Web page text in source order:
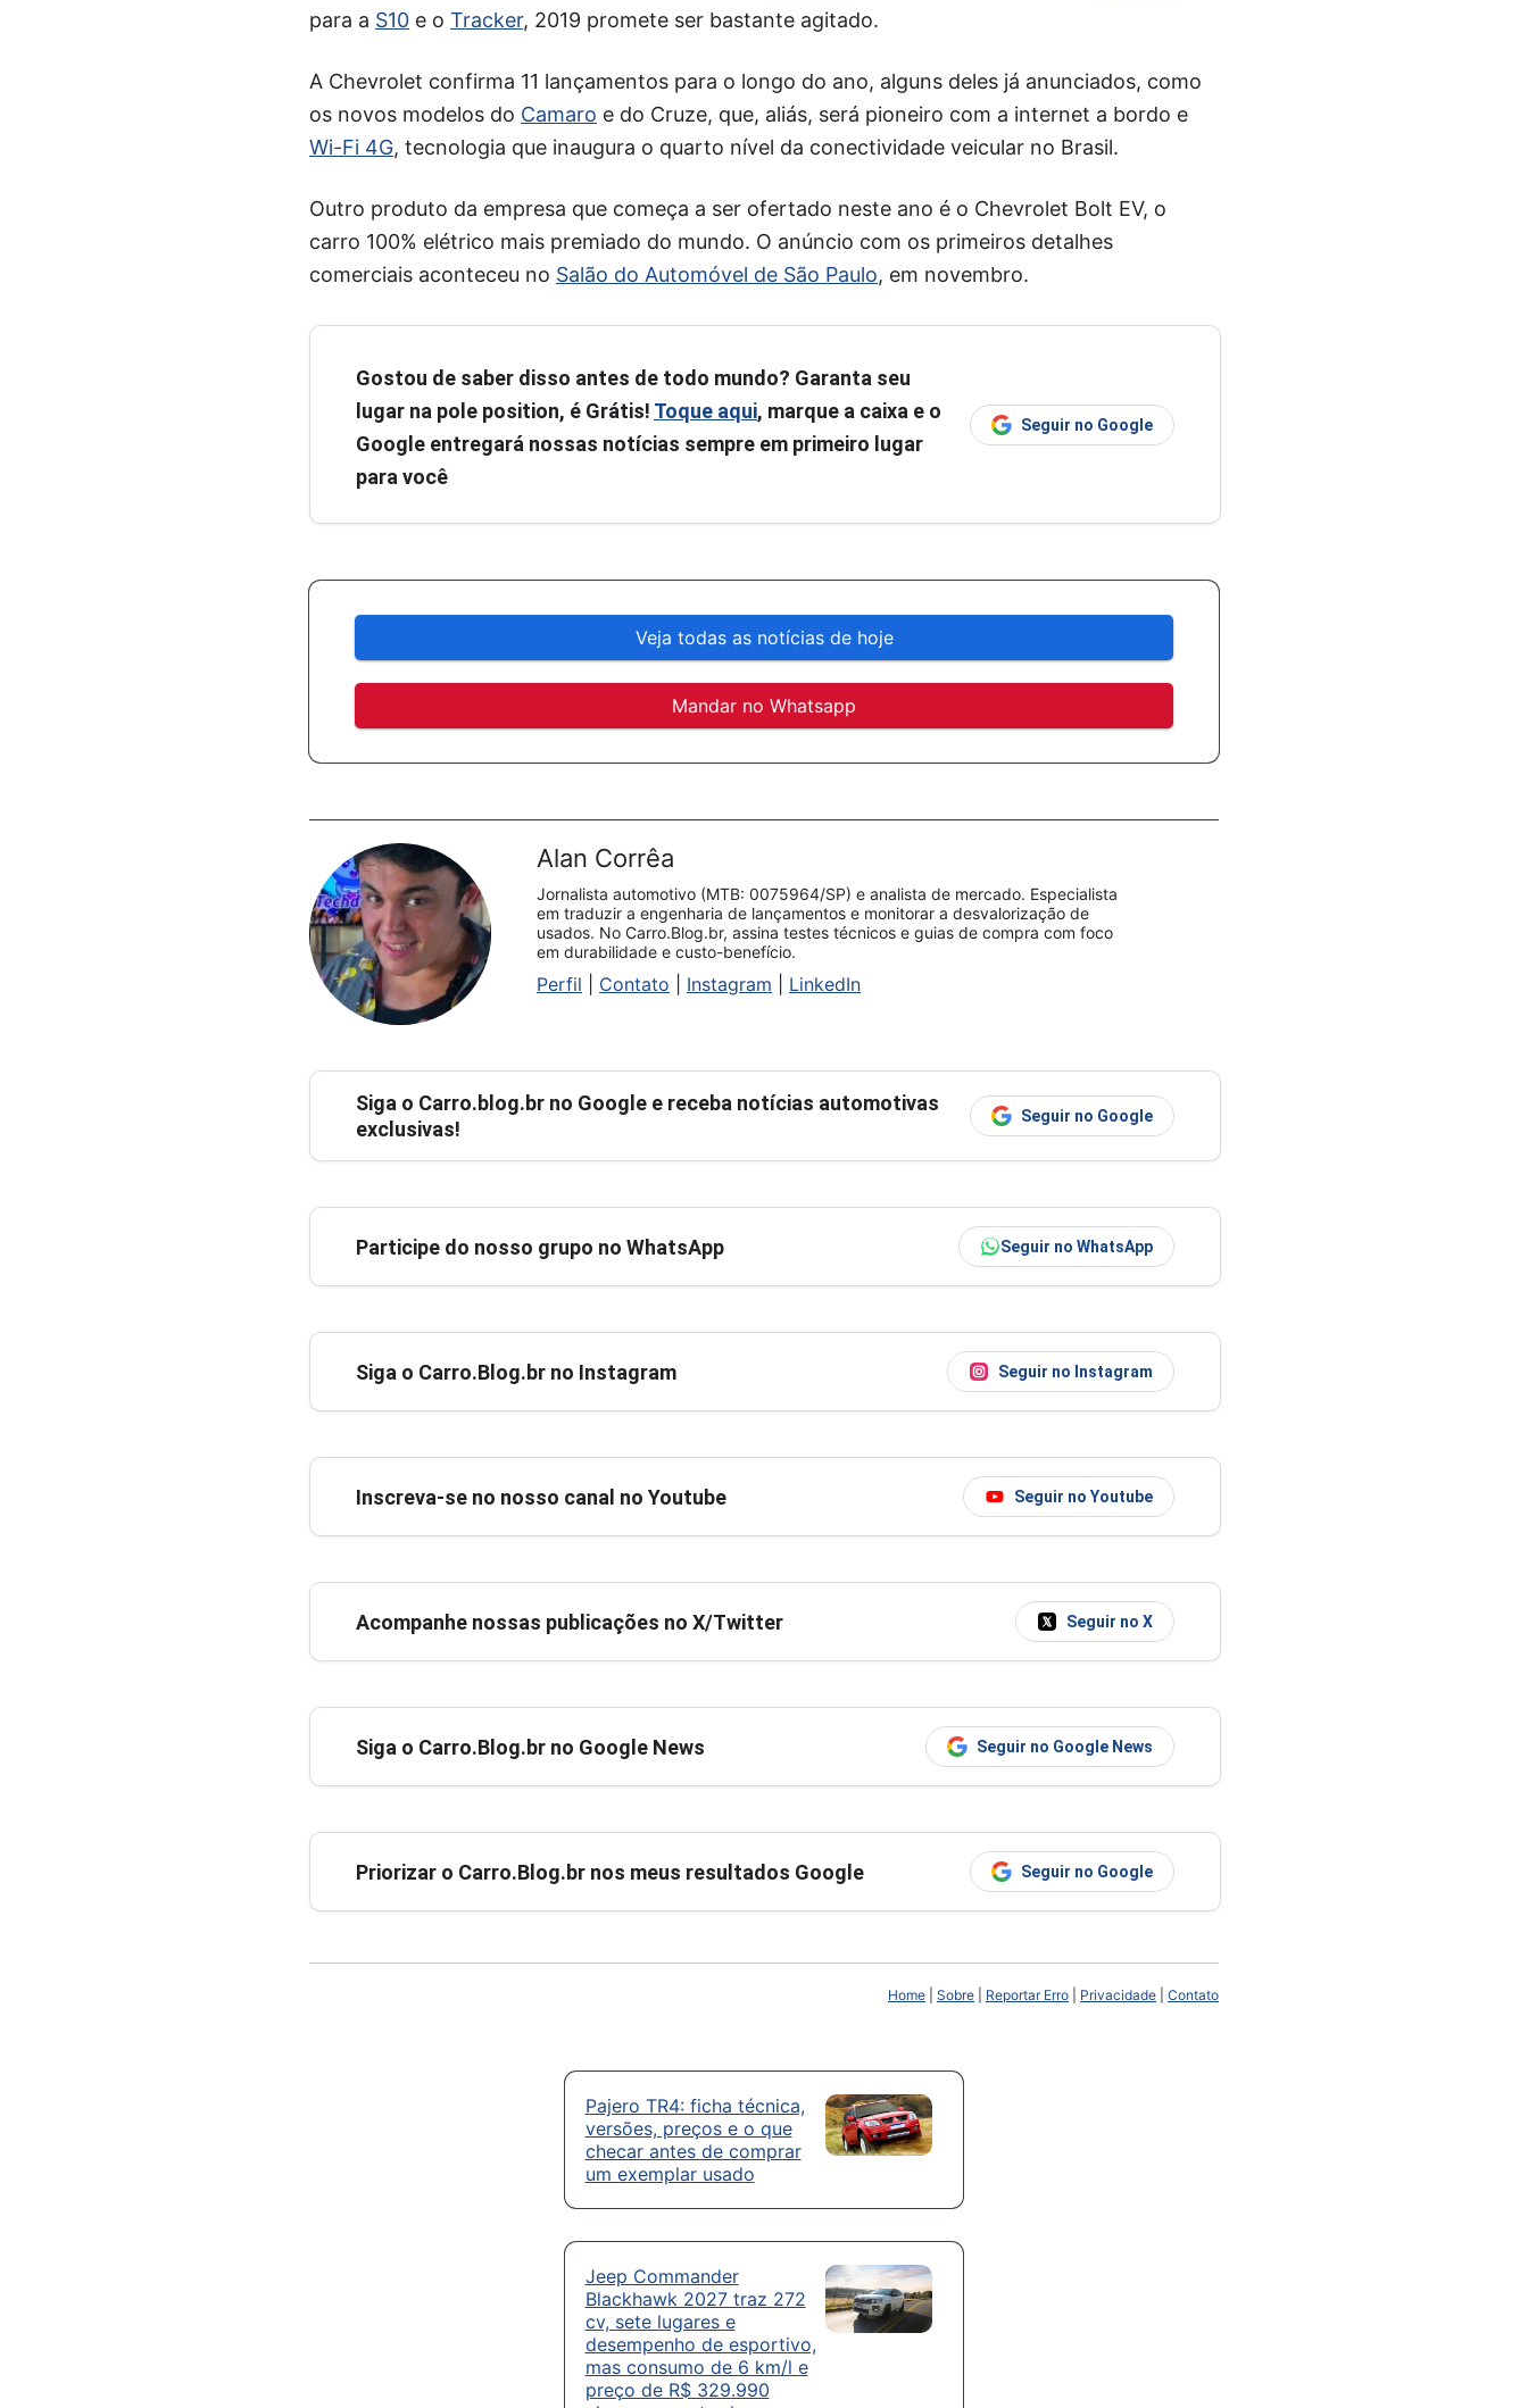
para a S10 e o Tracker, 2019 promete ser bastante agitado.
A Chevrolet confirma 11 lançamentos para o longo do ano, alguns deles já anunciados, como
os novos modelos do Camaro e do Cruze, que, aliás, será pioneiro com a internet a bordo e
Wi-Fi 4G, tecnologia que inaugura o quarto nível da conectividade veicular no Brasil.
Outro produto da empresa que começa a ser ofertado neste ano é o Chevrolet Bolt EV, o
carro 100% elétrico mais premiado do mundo. O anúncio com os primeiros detalhes
comerciais aconteceu no Salão do Automóvel de São Paulo, em novembro.
Gostou de saber disso antes de todo mundo? Garanta seu
lugar na pole position, é Grátis! Toque aqui, marque a caixa e o
Google entregará nossas notícias sempre em primeiro lugar
para você
Seguir no Google
Veja todas as notícias de hoje
Mandar no Whatsapp
Alan Corrêa
Jornalista automotivo (MTB: 0075964/SP) e analista de mercado. Especialista
em traduzir a engenharia de lançamentos e monitorar a desvalorização de
usados. No Carro.Blog.br, assina testes técnicos e guias de compra com foco
em durabilidade e custo-benefício.
Perfil Contato Instagram LinkedIn
Siga o Carro.blog.br no Google e receba notícias automotivas
exclusivas!
Seguir no Google
Participe do nosso grupo no WhatsApp Seguir no WhatsApp
Siga o Carro.Blog.br no Instagram Seguir no Instagram
Inscreva-se no nosso canal no Youtube Seguir no Youtube
Acompanhe nossas publicações no X/Twitter Seguir no X
Siga o Carro.Blog.br no Google News Seguir no Google News
Priorizar o Carro.Blog.br nos meus resultados Google Seguir no Google
Home Sobre Reportar Erro Privacidade Contato
Pajero TR4: ficha técnica,
versões, preços e o que
checar antes de comprar
um exemplar usado
Jeep Commander
Blackhawk 2027 traz 272
cv, sete lugares e
desempenho de esportivo,
mas consumo de 6 km/l e
preço de R$ 329.990